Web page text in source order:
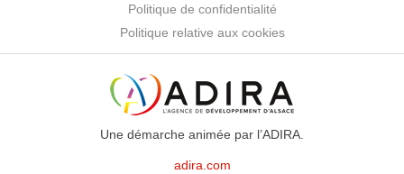
Politique de confidentialité
Politique relative aux cookies
Une démarche animée par l’ADIRA.
adira.com